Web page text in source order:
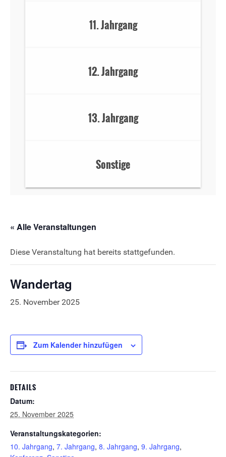
11. Jahrgang
12. Jahrgang
13. Jahrgang
Sonstige
« Alle Veranstaltungen
Diese Veranstaltung hat bereits stattgefunden.
Wandertag
25. November 2025
Zum Kalender hinzufügen
DETAILS
Datum:
25. November 2025
Veranstaltungskategorien:
10. Jahrgang, 7. Jahrgang, 8. Jahrgang, 9. Jahrgang,